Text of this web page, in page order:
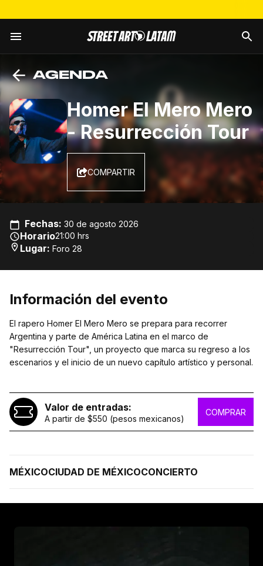
AGENDA
Homer El Mero Mero
- Resurrección Tour
COMPARTIR
Fechas: 30 de agosto 2026
Horario21:00 hrs
Lugar: Foro 28
Información del evento
El rapero Homer El Mero Mero se prepara para recorrer
Argentina y parte de América Latina en el marco de
"Resurrección Tour", un proyecto que marca su regreso a los
escenarios y el inicio de un nuevo capítulo artístico y personal.
Valor de entradas:
A partir de $550 (pesos mexicanos)
COMPRAR
MÉXICOCIUDAD DE MÉXICOCONCIERTO